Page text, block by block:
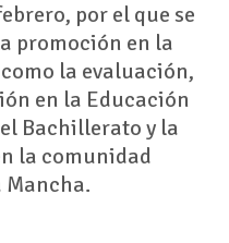
por el que se
promoción en la
la evaluación,
en la Educación
Bachillerato y la
la comunidad